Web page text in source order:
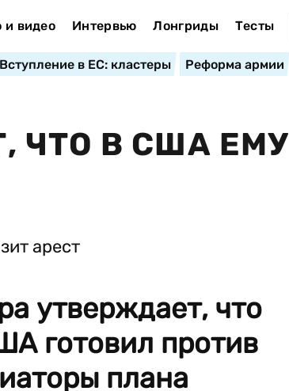
и видео Интервью Лонгриды Тесты
Вступление в ЕС: кластеры Реформа армии
ЧТО В США ЕМУ
утверждает, что
готовил против
плана